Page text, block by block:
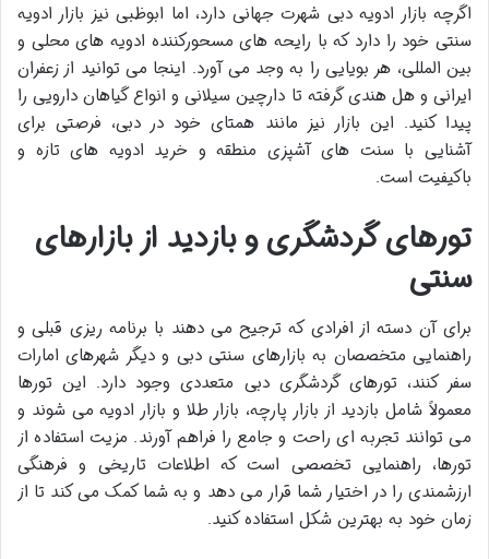
اگرچه بازار ادویه دبی شهرت جهانی دارد، اما ابوظبی نیز بازار ادویه
سنتی خود را دارد که با رایحه های مسحورکننده ادویه های محلی و
بین المللی، هر بویایی را به وجد می آورد. اینجا می توانید از زعفران
ایرانی و هل هندی گرفته تا دارچین سیلانی و انواع گیاهان دارویی را
پیدا کنید. این بازار نیز مانند همتای خود در دبی، فرصتی برای
آشنایی با سنت های آشپزی منطقه و خرید ادویه های تازه و
باکیفیت است.
تورهای گردشگری و بازدید از بازارهای
سنتی
برای آن دسته از افرادی که ترجیح می دهند با برنامه ریزی قبلی و
راهنمایی متخصصان به بازارهای سنتی دبی و دیگر شهرهای امارات
سفر کنند، تورهای گردشگری دبی متعددی وجود دارد. این تورها
معمولاً شامل بازدید از بازار پارچه، بازار طلا و بازار ادویه می شوند و
می توانند تجربه ای راحت و جامع را فراهم آورند. مزیت استفاده از
تورها، راهنمایی تخصصی است که اطلاعات تاریخی و فرهنگی
ارزشمندی را در اختیار شما قرار می دهد و به شما کمک می کند تا از
زمان خود به بهترین شکل استفاده کنید.